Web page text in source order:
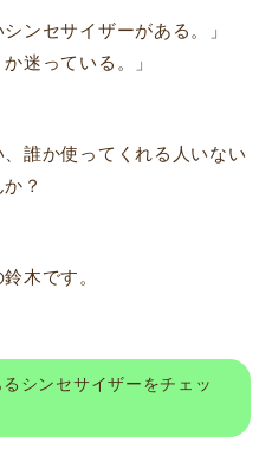
ンセサイザーがある。」
迷っている。」
誰か使ってくれる人いない
？
木です。
シンセサイザーをチェッ